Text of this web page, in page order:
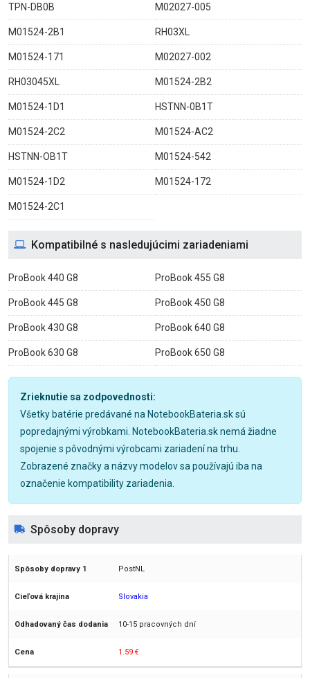
TPN-DB0B M02027-005
M01524-2B1 RH03XL
M01524-171 M02027-002
RH03045XL M01524-2B2
M01524-1D1 HSTNN-0B1T
M01524-2C2 M01524-AC2
HSTNN-OB1T M01524-542
M01524-1D2 M01524-172
M01524-2C1
Kompatibilné s nasledujúcimi zariadeniami
ProBook 440 G8 ProBook 455 G8
ProBook 445 G8 ProBook 450 G8
ProBook 430 G8 ProBook 640 G8
ProBook 630 G8 ProBook 650 G8
Zrieknutie sa zodpovednosti:
Všetky batérie predávané na NotebookBateria.sk sú
popredajnými výrobkami. NotebookBateria.sk nemá žiadne
spojenie s pôvodnými výrobcami zariadení na trhu.
Zobrazené značky a názvy modelov sa používajú iba na
označenie kompatibility zariadenia.
Spôsoby dopravy
PostNL
Slovakia
10-15 pracovných dní
1.59 €